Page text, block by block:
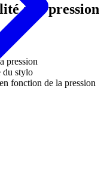
à la pression
pression
du stylo
fonction de la pression